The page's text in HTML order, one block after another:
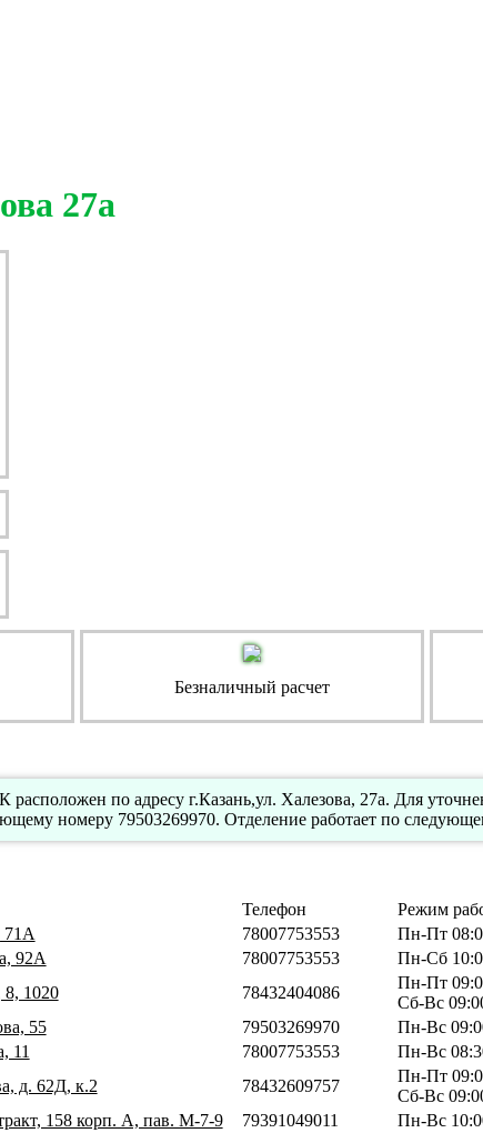
27а
Безналичный расчет
по адресу г.Казань,ул. Халезова, 27а. Для
номеру 79503269970. Отделение работает по
Телефон
Режим
71А 78007753553
Пн-Пт
92А 78007753553
Пн-Сб
8, 1020 78432404086
Пн-Пт
Сб-Вс
55 79503269970
Пн-Вс
11 78007753553
Пн-Вс
д. 62Д, к.2 78432609757
Пн-Пт
Сб-Вс
158 корп. А, пав. М-7-9 79391049011
Пн-Вс